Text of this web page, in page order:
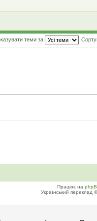
теми за:
Працює на
Український переклад